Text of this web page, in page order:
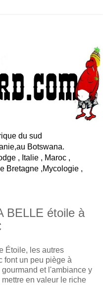
du sud
Botswana.
, Italie , Maroc ,
Bretagne ,Mycologie ,
BELLE étoile à
Étoile, les autres
font un peu piège à
et l'ambiance y
en valeur le riche